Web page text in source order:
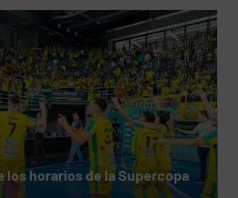
los horarios de la Supercopa